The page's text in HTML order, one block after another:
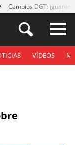
Cambios DGT: ¡guantes!
VÍDEOS